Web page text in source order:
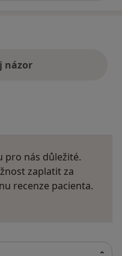
názor
pro nás důležité.
zaplatit za
recenze pacienta.